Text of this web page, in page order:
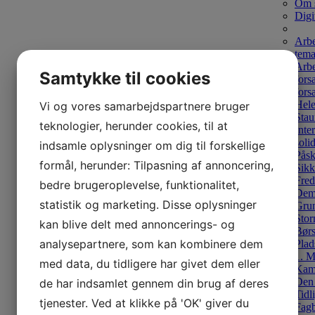
Om
Fred
1.
Samtykke til cookies
Vi og vores samarbejdspartnere bruger
teknologier, herunder cookies, til at
indsamle oplysninger om dig til forskellige
formål, herunder: Tilpasning af annoncering,
bedre brugeroplevelse, funktionalitet,
statistik og marketing. Disse oplysninger
kan blive delt med annoncerings- og
analysepartnere, som kan kombinere dem
med data, du tidligere har givet dem eller
de har indsamlet gennem din brug af deres
tjenester. Ved at klikke på 'OK' giver du